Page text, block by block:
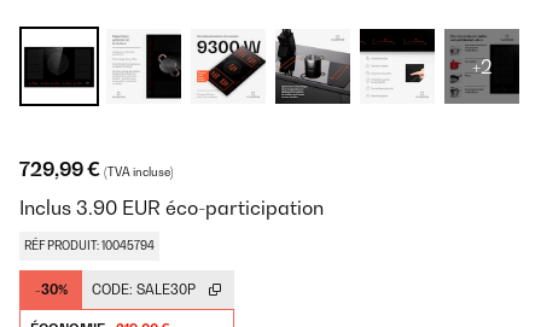
+2
729,99 € (TVA incluse)
Inclus 3.90 EUR éco-participation
RÉF PRODUIT: 10045794
-30% CODE: SALE30P